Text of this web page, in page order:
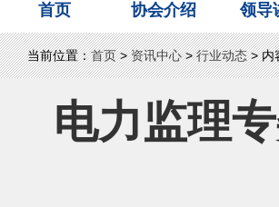
首页 协会介绍 领导
当前位置：首页>资讯中心>行业动态> 内
电力监理